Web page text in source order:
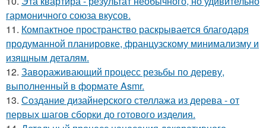
гармоничного союза вкусов.
11. Компактное пространство раскрывается благодаря
продуманной планировке, французскому минимализму и
изящным деталям.
12. Завораживающий процесс резьбы по дереву,
выполненный в формате Asmr.
13. Создание дизайнерского стеллажа из дерева - от
первых шагов сборки до готового изделия.